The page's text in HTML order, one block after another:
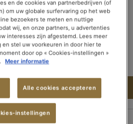
mit 10 Kapseln
Bewertungen lesen (7)
Auf Lager
WARENKORB
en de cookies van partnerbedrijven (of
om uw globale surfervaring op het web
bezoekers te meten en nuttige
wij, en onze partners, u advertenties
interesses zijn afgestemd. Lees meer
en stel uw voorkeuren in door hier te
door op « Cookies-instellingen »
Meer informatie
Alle cookies accepteren
instellingen